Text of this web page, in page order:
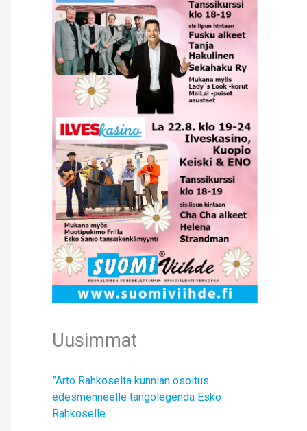
Uusimmat
”Arto Rahkoselta kunnian osoitus
edesmenneelle tangolegenda Esko
Rahkoselle